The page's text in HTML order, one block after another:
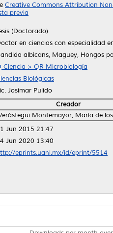
Creative Commons Attribution
previa
(Doctorado)
en ciencias con especialidad
albicans, Maguey, Hongos
Ciencia > QR Microbiología
Biológicas
Josimar Pulido
Creador
Montemayor, María de
Jun 2015 21:47
Jun 2020 13:40
eprints.uanl.mx/id/eprint/5514